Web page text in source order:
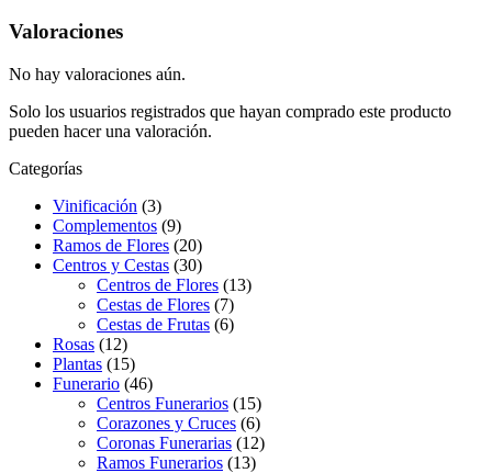
Valoraciones
No hay valoraciones aún.
Solo los usuarios registrados que hayan comprado este producto
pueden hacer una valoración.
Categorías
Vinificación (3)
Complementos (9)
Ramos de Flores (20)
Centros y Cestas (30)
Centros de Flores (13)
Cestas de Flores (7)
Cestas de Frutas (6)
Rosas (12)
Plantas (15)
Funerario (46)
Centros Funerarios (15)
Corazones y Cruces (6)
Coronas Funerarias (12)
Ramos Funerarios (13)